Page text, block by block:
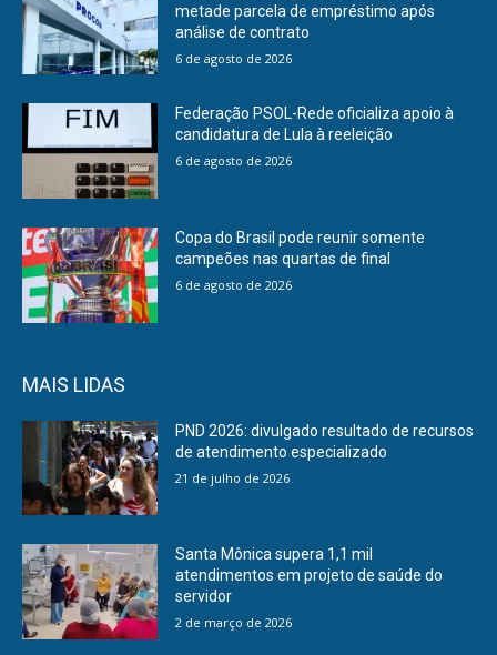
metade parcela de empréstimo após
análise de contrato
6 de agosto de 2026
Federação PSOL-Rede oficializa apoio à
candidatura de Lula à reeleição
6 de agosto de 2026
Copa do Brasil pode reunir somente
campeões nas quartas de final
6 de agosto de 2026
MAIS LIDAS
PND 2026: divulgado resultado de recursos
de atendimento especializado
21 de julho de 2026
Santa Mônica supera 1,1 mil
atendimentos em projeto de saúde do
servidor
2 de março de 2026